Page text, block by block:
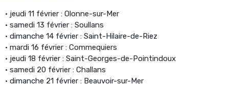
• jeudi 11 février : Olonne-sur-Mer
• samedi 13 février : Soullans
• dimanche 14 février : Saint-Hilaire-de-Riez
• mardi 16 février : Commequiers
• jeudi 18 février : Saint-Georges-de-Pointindoux
• samedi 20 février : Challans
• dimanche 21 février : Beauvoir-sur-Mer